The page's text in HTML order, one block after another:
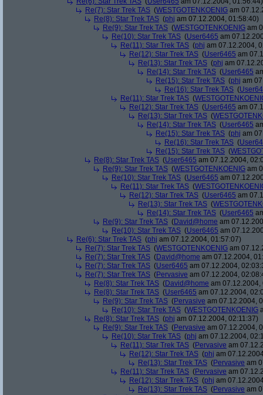
Re(7): Star Trek TAS (WESTGOTENKOENIG am
Re(8): Star Trek TAS (phj am 07.12.2004, 01:58:40)
Re(9): Star Trek TAS (WESTGOTENKOENIG am
Re(10): Star Trek TAS (User6465 am
Re(11): Star Trek TAS (phj am 07.12.2004,
Re(12): Star Trek TAS (User6465 am
Re(13): Star Trek TAS (phj am
Re(14): Star Trek TAS (User6465
Re(15): Star Trek TAS (phj am
Re(16): Star Trek TAS (
Re(11): Star Trek TAS (
Re(12): Star Trek TAS (User6465 am
Re(13): Star Trek TAS (
Re(14): Star Trek TAS (User6465
Re(15): Star Trek TAS (phj am
Re(16): Star Trek TAS (
Re(15): Star Trek TAS (
Re(8): Star Trek TAS (User6465 am 07.12.2004,
Re(9): Star Trek TAS (WESTGOTENKOENIG am
Re(10): Star Trek TAS (User6465 am
Re(11): Star Trek TAS (
Re(12): Star Trek TAS (User6465 am
Re(13): Star Trek TAS (
Re(14): Star Trek TAS (User6465
Re(9): Star Trek TAS (David@home am
Re(10): Star Trek TAS (User6465 am
Re(6): Star Trek TAS (phj am 07.12.2004, 01:57:07)
Re(7): Star Trek TAS (WESTGOTENKOENIG am
Re(7): Star Trek TAS (David@home am 07.12.2004,
Re(7): Star Trek TAS (User6465 am 07.12.2004,
Re(7): Star Trek TAS (Pervasive am 07.12.2004,
Re(8): Star Trek TAS (David@home am 07.12.2004,
Re(8): Star Trek TAS (User6465 am 07.12.2004,
Re(9): Star Trek TAS (Pervasive am 07.12.2004,
Re(10): Star Trek TAS (WESTGOTENKOENIG
Re(8): Star Trek TAS (phj am 07.12.2004, 02:11:37)
Re(9): Star Trek TAS (Pervasive am 07.12.2004,
Re(10): Star Trek TAS (phj am 07.12.2004,
Re(11): Star Trek TAS (Pervasive am
Re(12): Star Trek TAS (phj am
Re(13): Star Trek TAS (Pervasive am
Re(11): Star Trek TAS (Pervasive am
Re(12): Star Trek TAS (phj am
Re(13): Star Trek TAS (Pervasive am